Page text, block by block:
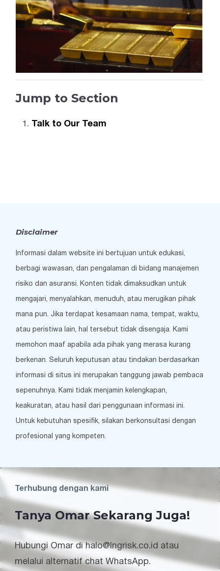
Jump to Section
Talk to Our Team
Disclaimer
Informasi dalam website ini bertujuan untuk edukasi,
berbagi wawasan, dan pengalaman di bidang manajemen
risiko dan asuransi. Konten tidak dimaksudkan untuk
mengajari, menyalahkan, menuduh, atau merugikan pihak
mana pun. Jika terdapat kesamaan nama, tempat, waktu,
atau peristiwa lain, hal tersebut tidak disengaja. Kami
memohon maaf apabila ada pihak yang merasa kurang
berkenan. Seluruh keputusan atau tindakan berdasarkan
informasi di situs ini merupakan tanggung jawab pembaca
sepenuhnya. Kami tidak menjamin kelengkapan,
keakuratan, atau hasil dari penggunaan informasi ini.
Untuk kebutuhan spesifik, silakan berkonsultasi dengan
profesional yang kompeten.
Terhubung dengan kami
Tanya Omar Sekarang Juga!
Hubungi Omar di halo@lngrisk.co.id atau
melalui alternatif chat WhatsApp.